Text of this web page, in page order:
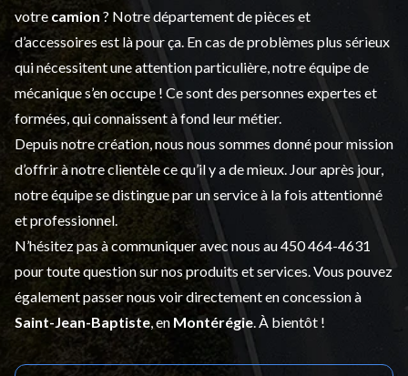
votre camion ? Notre département depièces et
d’accessoiresest là pour ça. En cas de problèmes plus sérieux
qui nécessitent une attention particulière, notre équipe de
mécanique s’en occupe ! Ce sont des personnes expertes et
formées, qui connaissent à fond leur métier.
Depuis notre création, nous nous sommes donné pour mission
d’offrir à notre clientèle ce qu’il y a de mieux. Jour après jour,
notre équipe se distingue par un service à la fois attentionné
et professionnel.
N’hésitez pas à communiquer avec nous au450 464-4631
pour toute question sur nos produits et services. Vous pouvez
également passer nous voir directement en concession à
Saint-Jean-Baptiste , en Montérégie . À bientôt !